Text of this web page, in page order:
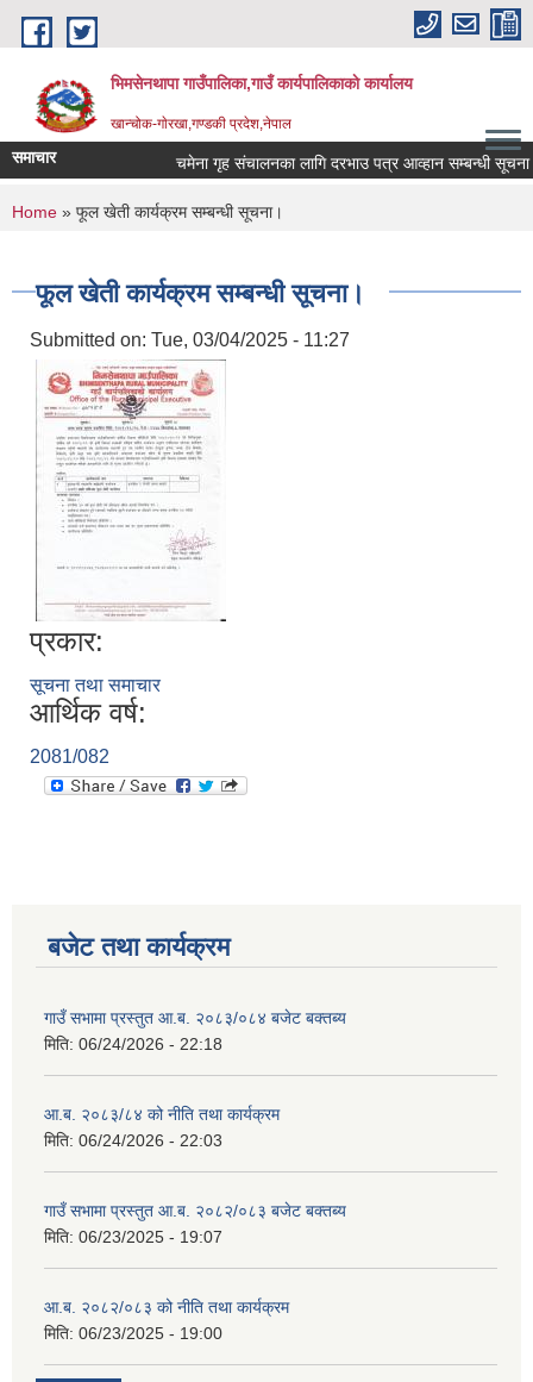
Skip to main content
भिमसेनथापा गाउँपालिका,गाउँ कार्यपालिकाकाे कार्यालय
खान्चोक-गाेरखा,गण्डकी प्रदेश,नेपाल
समाचार चमेना गृह संचालनका लागि दरभाउ पत्र आव्हान सम्बन्धी सूचना।
You are here
Home » फूल खेती कार्यक्रम सम्बन्धी सूचना।
फूल खेती कार्यक्रम सम्बन्धी सूचना।
Submitted on: Tue, 03/04/2025 - 11:27
प्रकार:
सूचना तथा समाचार
आर्थिक वर्ष:
2081/082
बजेट तथा कार्यक्रम
गाउँ सभामा प्रस्तुत आ.ब. २०८३/०८४ बजेट बक्तब्य
मिति: 06/24/2026 - 22:18
आ.ब. २०८३/८४ को नीति तथा कार्यक्रम
मिति: 06/24/2026 - 22:03
गाउँ सभामा प्रस्तुत आ.ब. २०८२/०८३ बजेट बक्तब्य
मिति: 06/23/2025 - 19:07
आ.ब. २०८२/०८३ को नीति तथा कार्यक्रम
मिति: 06/23/2025 - 19:00